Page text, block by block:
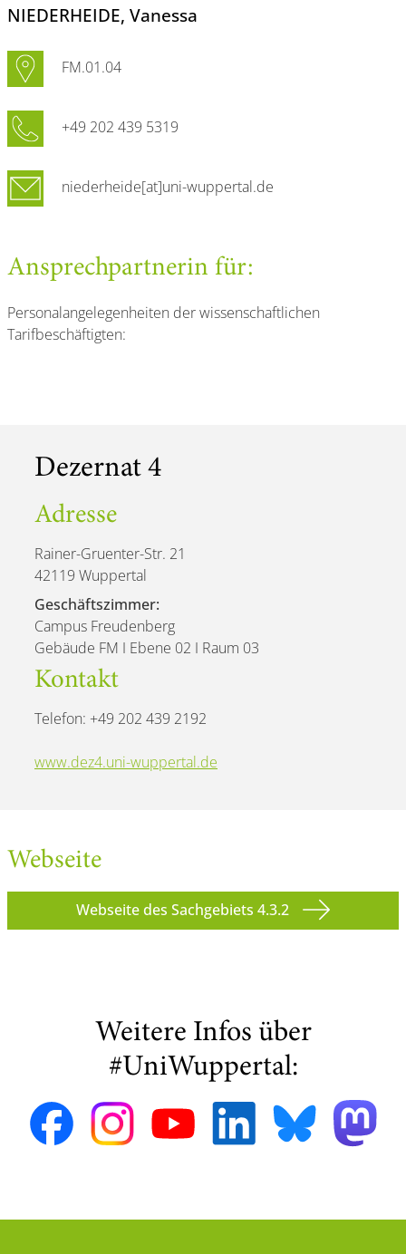
Ansprechpartnerin für:
Personalangelegenheiten der wissenschaftlichen
Tarifbeschäftigten:
NIEDERHEIDE, Vanessa
FM.01.04
+49 202 439 5319
niederheide[at]uni-wuppertal.de
Dezernat 4
Adresse
Rainer-Gruenter-Str. 21
42119 Wuppertal
Geschäftszimmer:
Campus Freudenberg
Gebäude FM I Ebene 02 I Raum 03
Kontakt
Telefon: +49 202 439 2192
www.dez4.uni-wuppertal.de
Webseite
Webseite des Sachgebiets 4.3.2
Weitere Infos über
#UniWuppertal: